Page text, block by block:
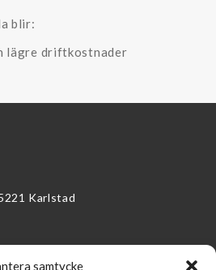
samtycke
blir:
lägre driftkostnader
Karlstad